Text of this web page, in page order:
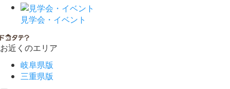
見学会・イベント
お近くのエリア
岐阜県版
三重県版